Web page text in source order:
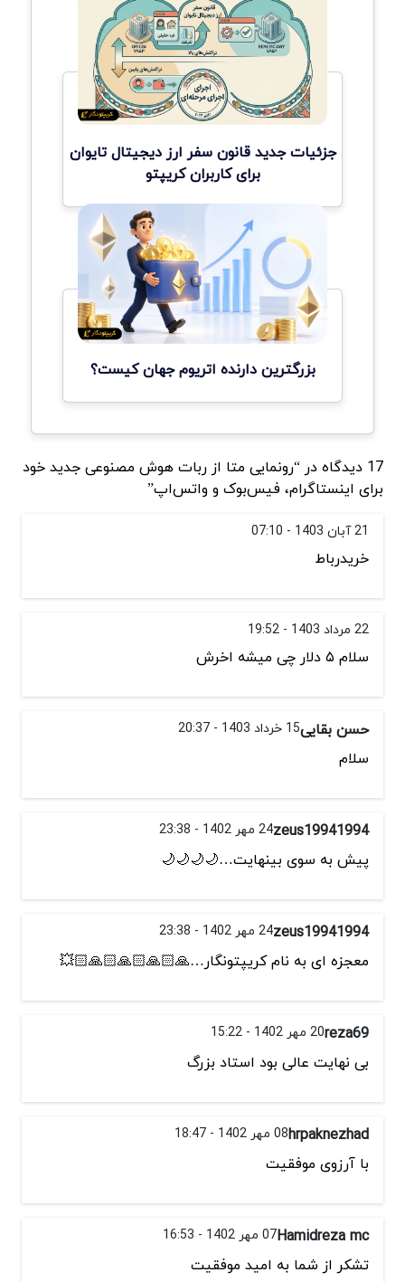
جزئیات جدید قانون سفر ارز دیجیتال تایوان
برای کاربران کریپتو
بزرگترین دارنده اتریوم جهان کیست؟
17 دیدگاه در “رونمایی متا از ربات هوش مصنوعی جدید خود
برای اینستاگرام، فیس‌بوک و واتس‌اپ”
21 آبان 1403 - 07:10
خریدرباط
22 مرداد 1403 - 19:52
سلام ۵ دلار چی میشه اخرش
حسن بقایی15 خرداد 1403 - 20:37
سلام
zeus1994199424 مهر 1402 - 23:38
پیش به سوی بینهایت…🌙🌙🌙🌙
zeus1994199424 مهر 1402 - 23:38
معجزه ای به نام کریپتونگار…🙏🏻🙏🏻🙏🏻🙏🏻💥
reza6920 مهر 1402 - 15:22
بی نهایت عالی بود استاد بزرگ
hrpaknezhad08 مهر 1402 - 18:47
با آرزوی موفقیت
Hamidreza mc07 مهر 1402 - 16:53
تشكر از شما به اميد موفقيت